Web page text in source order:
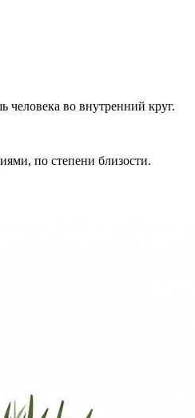
человека во внутренний круг.
по степени близости.